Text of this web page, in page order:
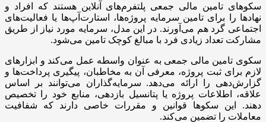
سکوهای تامین مالی جمعی پلتفرم‌های آنلاین هستند که افراد و
نهادها را برای تامین سرمایه پروژه‌ها، استارت‌آپ‌ها یا فعالیت‌های
اجتماعی گرد هم می‌آورند. در این مدل، سرمایه مورد نیاز از طریق
مشارکت تعداد زیادی فرد با مبالغ کوچک تامین می‌شود.
سکوی تامین مالی جمعی به عنوان واسطه عمل می‌کند و ابزارهای
لازم برای ثبت پروژه، معرفی آن به مخاطبان، پیگیری پرداخت‌ها و
گزارش‌دهی را ارائه می‌دهد. سرمایه‌گذاران می‌توانند بر اساس
علاقه، اطلاعات پروژه یا پتانسیل بازدهی، منابع خود را تخصیص
دهند. این سکوها قوانین و مقررات خاصی دارند که شفافیت
معاملات را تضمین می‌کند.